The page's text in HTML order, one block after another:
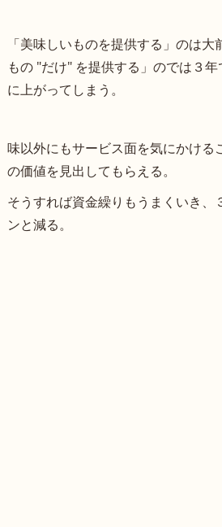
「美味しいものを提供する」のは
もの "だけ" を提供する」のでは３
に上がってしまう。
味以外にもサービス面を気にかける
の価値を見出してもらえる。
そうすれば資金繰りもうまくいき、
ンと減る。